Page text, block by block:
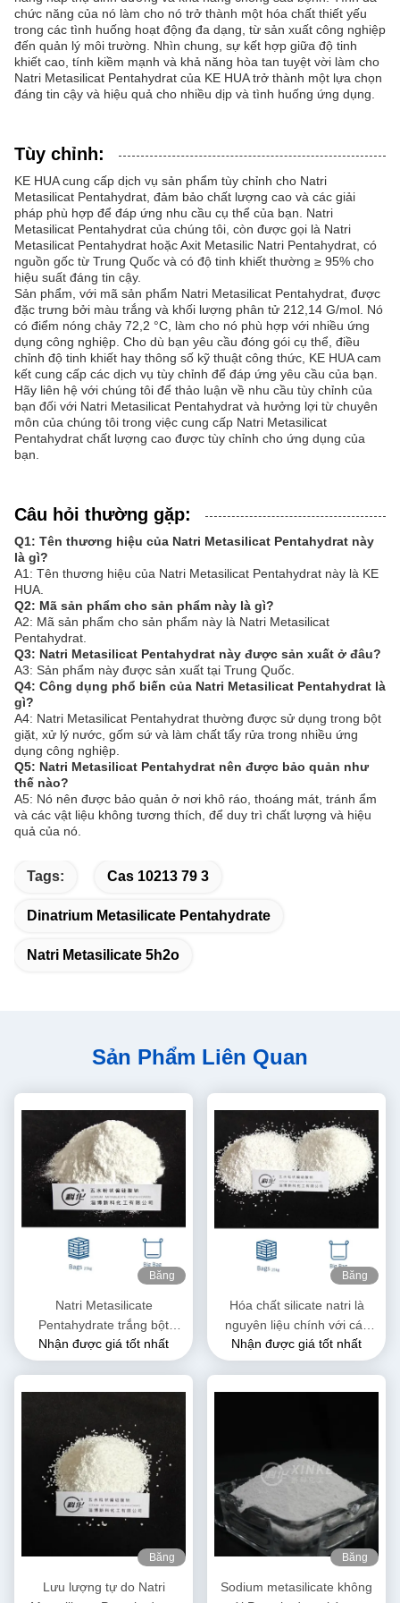
chức năng của nó làm cho nó trở thành một hóa chất thiết yếu
trong các tình huống hoạt động đa dạng, từ sản xuất công nghiệp
đến quản lý môi trường. Nhìn chung, sự kết hợp giữa độ tinh
khiết cao, tính kiềm mạnh và khả năng hòa tan tuyệt vời làm cho
Natri Metasilicat Pentahydrat của KE HUA trở thành một lựa chọn
đáng tin cậy và hiệu quả cho nhiều dịp và tình huống ứng dụng.
Tùy chỉnh:
KE HUA cung cấp dịch vụ sản phẩm tùy chỉnh cho Natri
Metasilicat Pentahydrat, đảm bảo chất lượng cao và các giải
pháp phù hợp để đáp ứng nhu cầu cụ thể của bạn. Natri
Metasilicat Pentahydrat của chúng tôi, còn được gọi là Natri
Metasilicat Pentahydrat hoặc Axit Metasilic Natri Pentahydrat, có
nguồn gốc từ Trung Quốc và có độ tinh khiết thường ≥ 95% cho
hiệu suất đáng tin cậy.
Sản phẩm, với mã sản phẩm Natri Metasilicat Pentahydrat, được
đặc trưng bởi màu trắng và khối lượng phân tử 212,14 G/mol. Nó
có điểm nóng chảy 72,2 °C, làm cho nó phù hợp với nhiều ứng
dụng công nghiệp. Cho dù bạn yêu cầu đóng gói cụ thể, điều
chỉnh độ tinh khiết hay thông số kỹ thuật công thức, KE HUA cam
kết cung cấp các dịch vụ tùy chỉnh để đáp ứng yêu cầu của bạn.
Hãy liên hệ với chúng tôi để thảo luận về nhu cầu tùy chỉnh của
bạn đối với Natri Metasilicat Pentahydrat và hưởng lợi từ chuyên
môn của chúng tôi trong việc cung cấp Natri Metasilicat
Pentahydrat chất lượng cao được tùy chỉnh cho ứng dụng của
bạn.
Câu hỏi thường gặp:
Q1: Tên thương hiệu của Natri Metasilicat Pentahydrat này
là gì?
A1: Tên thương hiệu của Natri Metasilicat Pentahydrat này là KE
HUA.
Q2: Mã sản phẩm cho sản phẩm này là gì?
A2: Mã sản phẩm cho sản phẩm này là Natri Metasilicat
Pentahydrat.
Q3: Natri Metasilicat Pentahydrat này được sản xuất ở đâu?
A3: Sản phẩm này được sản xuất tại Trung Quốc.
Q4: Công dụng phổ biến của Natri Metasilicat Pentahydrat là
gì?
A4: Natri Metasilicat Pentahydrat thường được sử dụng trong bột
giặt, xử lý nước, gốm sứ và làm chất tẩy rửa trong nhiều ứng
dụng công nghiệp.
Q5: Natri Metasilicat Pentahydrat nên được bảo quản như
thế nào?
A5: Nó nên được bảo quản ở nơi khô ráo, thoáng mát, tránh ẩm
và các vật liệu không tương thích, để duy trì chất lượng và hiệu
quả của nó.
Tags: Cas 10213 79 3
Dinatrium Metasilicate Pentahydrate
Natri Metasilicate 5h2o
Sản Phẩm Liên Quan
Băng
Natri Metasilicate
Pentahydrate trắng bột
Na2SiO3·5H2O hòa tan
trong nước
Nhận được giá tốt nhất
Băng
Hóa chất silicate natri là
nguyên liệu chính với các
tính chất đa năng
Nhận được giá tốt nhất
Băng
Lưu lượng tự do Natri
Băng
Sodium metasilicate không